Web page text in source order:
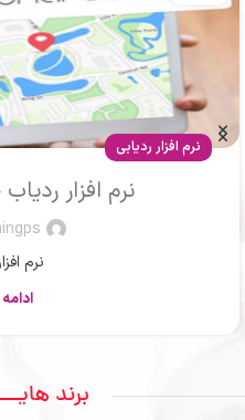
مقالات
ردیاب ماشین
ردیاب
برند